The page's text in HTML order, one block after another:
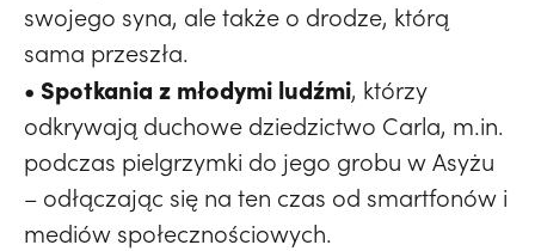
swojego syna, ale także o drodze, którą
sama przeszła.
• Spotkania z młodymi ludźmi, którzy
odkrywają duchowe dziedzictwo Carla, m.in.
podczas pielgrzymki do jego grobu w Asyżu
– odłączając się na ten czas od smartfonów i
mediów społecznościowych.